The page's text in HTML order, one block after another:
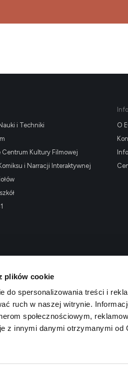
plików cookie
do spersonalizowania treści i
ruch w naszej witrynie.
społecznościowym,
z innymi danymi otrzymanymi
i Techniki
Centrum Kultury Filmowej
i Narracji Interaktywnej
O